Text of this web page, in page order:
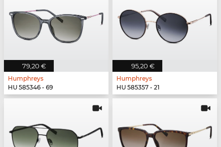
79,20 €
Humphreys
HU 585346 - 69
95,20 €
Humphreys
HU 585357 - 21